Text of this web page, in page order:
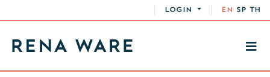
LOGIN EN SP TH